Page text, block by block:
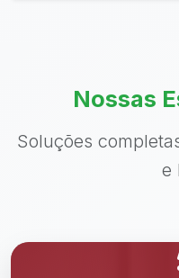
Nossas
Soluções
e